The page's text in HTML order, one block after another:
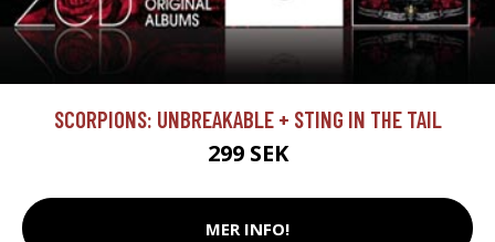
SCORPIONS: UNBREAKABLE + STING IN THE TAIL
299 SEK
MER INFO!